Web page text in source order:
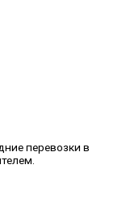
перевозки в